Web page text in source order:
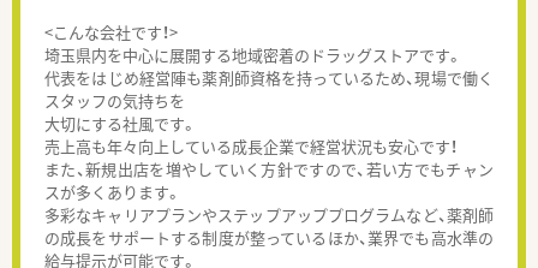
<こんな会社です！>
埼玉県内を中心に展開する地域密着のドラッグストアです。
代表をはじめ経営陣も薬剤師資格を持っているため、現場で働く
スタッフの気持ちを
大切にする社風です。
売上高も年々向上している成長企業で経営状況も安心です！
また、新規出店を増やしていく方針ですので、若い方でもチャン
スが多くあります。
多彩なキャリアプランやステップアッププログラムなど、薬剤師
の成長をサポートする制度が整っているほか、業界でも高水準の
給与提示が可能です。